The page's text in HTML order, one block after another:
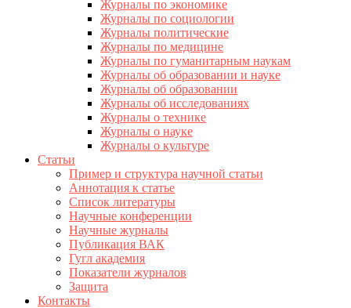
Журналы по экономике
Журналы по социологии
Журналы политические
Журналы по медицине
Журналы по гуманитарным наукам
Журналы об образовании и науке
Журналы об образовании
Журналы об исследованиях
Журналы о технике
Журналы о науке
Журналы о культуре
Статьи
Пример и структура научной статьи
Аннотация к статье
Список литературы
Научные конференции
Научные журналы
Публикация ВАК
Гугл академия
Показатели журналов
Защита
Контакты